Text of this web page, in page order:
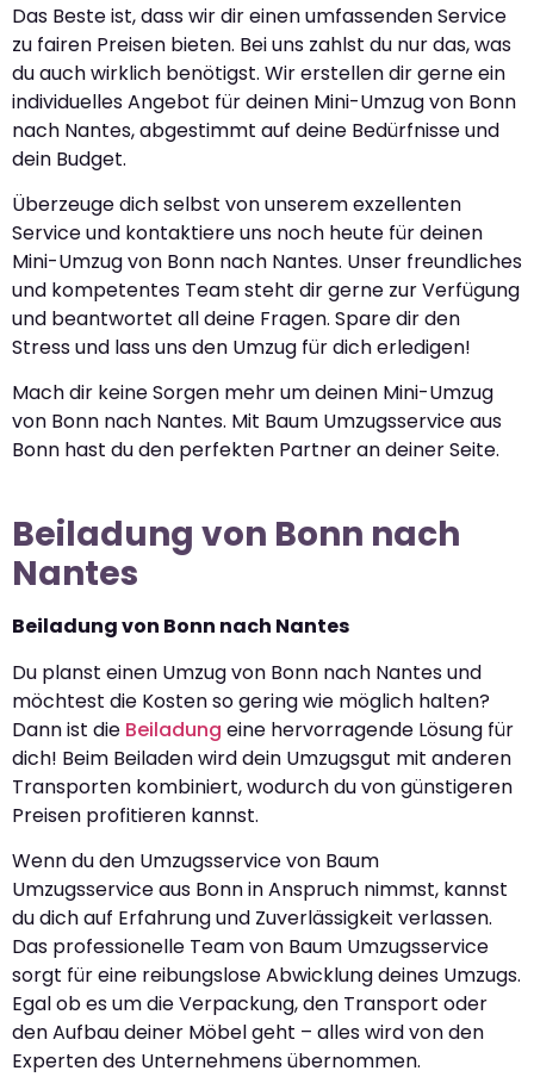
Das Beste ist, dass wir dir einen umfassenden Service
zu fairen Preisen bieten. Bei uns zahlst du nur das, was
du auch wirklich benötigst. Wir erstellen dir gerne ein
individuelles Angebot für deinen Mini-Umzug von Bonn
nach Nantes, abgestimmt auf deine Bedürfnisse und
dein Budget.
Überzeuge dich selbst von unserem exzellenten
Service und kontaktiere uns noch heute für deinen
Mini-Umzug von Bonn nach Nantes. Unser freundliches
und kompetentes Team steht dir gerne zur Verfügung
und beantwortet all deine Fragen. Spare dir den
Stress und lass uns den Umzug für dich erledigen!
Mach dir keine Sorgen mehr um deinen Mini-Umzug
von Bonn nach Nantes. Mit Baum Umzugsservice aus
Bonn hast du den perfekten Partner an deiner Seite.
Beiladung von Bonn nach
Nantes
Beiladung von Bonn nach Nantes
Du planst einen Umzug von Bonn nach Nantes und
möchtest die Kosten so gering wie möglich halten?
Dann ist die Beiladung eine hervorragende Lösung für
dich! Beim Beiladen wird dein Umzugsgut mit anderen
Transporten kombiniert, wodurch du von günstigeren
Preisen profitieren kannst.
Wenn du den Umzugsservice von Baum
Umzugsservice aus Bonn in Anspruch nimmst, kannst
du dich auf Erfahrung und Zuverlässigkeit verlassen.
Das professionelle Team von Baum Umzugsservice
sorgt für eine reibungslose Abwicklung deines Umzugs.
Egal ob es um die Verpackung, den Transport oder
den Aufbau deiner Möbel geht – alles wird von den
Experten des Unternehmens übernommen.